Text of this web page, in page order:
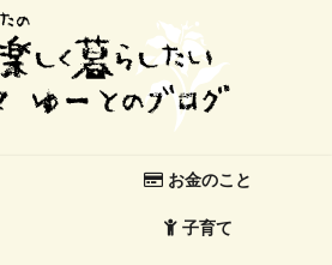
お金のこと
子育て